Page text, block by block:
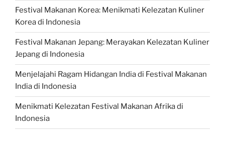
Festival Makanan Korea: Menikmati Kelezatan Kuliner
Korea di Indonesia
Festival Makanan Jepang: Merayakan Kelezatan Kuliner
Jepang di Indonesia
Menjelajahi Ragam Hidangan India di Festival Makanan
India di Indonesia
Menikmati Kelezatan Festival Makanan Afrika di
Indonesia